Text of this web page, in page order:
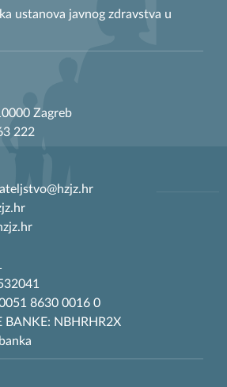
ustanova javnog zdravstva u
Zagreb
222
8630 0016 0
BANKE: NBHRHR2X